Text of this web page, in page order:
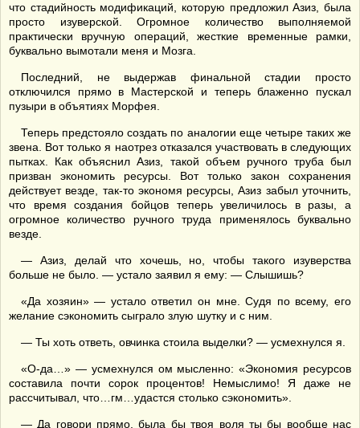
что стадийность модификаций, которую предложил Азиз, была
просто изуверской. Огромное количество выполняемой
практически вручную операций, жесткие временные рамки,
буквально вымотали меня и Мозга.
Последний, не выдержав финальной стадии просто
отключился прямо в Мастерской и теперь блаженно пускал
пузыри в объятиях Морфея.
Теперь предстояло создать по аналогии еще четыре таких же
звена. Вот только я наотрез отказался участвовать в следующих
пытках. Как объяснил Азиз, такой объем ручного труба был
призван экономить ресурсы. Вот только закон сохранения
действует везде, так-то экономя ресурсы, Азиз забыл уточнить,
что время создания бойцов теперь увеличилось в разы, а
огромное количество ручного труда применялось буквально
везде.
— Азиз, делай что хочешь, но, чтобы такого изуверства
больше не было. — устало заявил я ему: — Слышишь?
«Да хозяин» — устало ответил он мне. Судя по всему, его
желание сэкономить сыграло злую шутку и с ним.
— Ты хоть ответь, овчинка стоила выделки? — усмехнулся я.
«О-да…» — усмехнулся ом мысленно: «Экономия ресурсов
составила почти сорок процентов! Немыслимо! Я даже не
рассчитывал, что…гм…удастся столько сэкономить».
— Да говори прямо, была бы твоя воля ты бы вообще нас